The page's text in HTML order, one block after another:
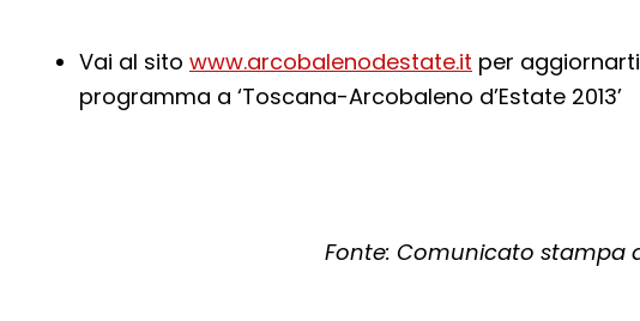
Vai al sito www.arcobalenodestate.it per
programma a ‘Toscana-Arcobaleno d’Estate 2013’
Fonte: Comunicato stampa